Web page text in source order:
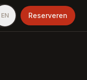
EN Reserveren